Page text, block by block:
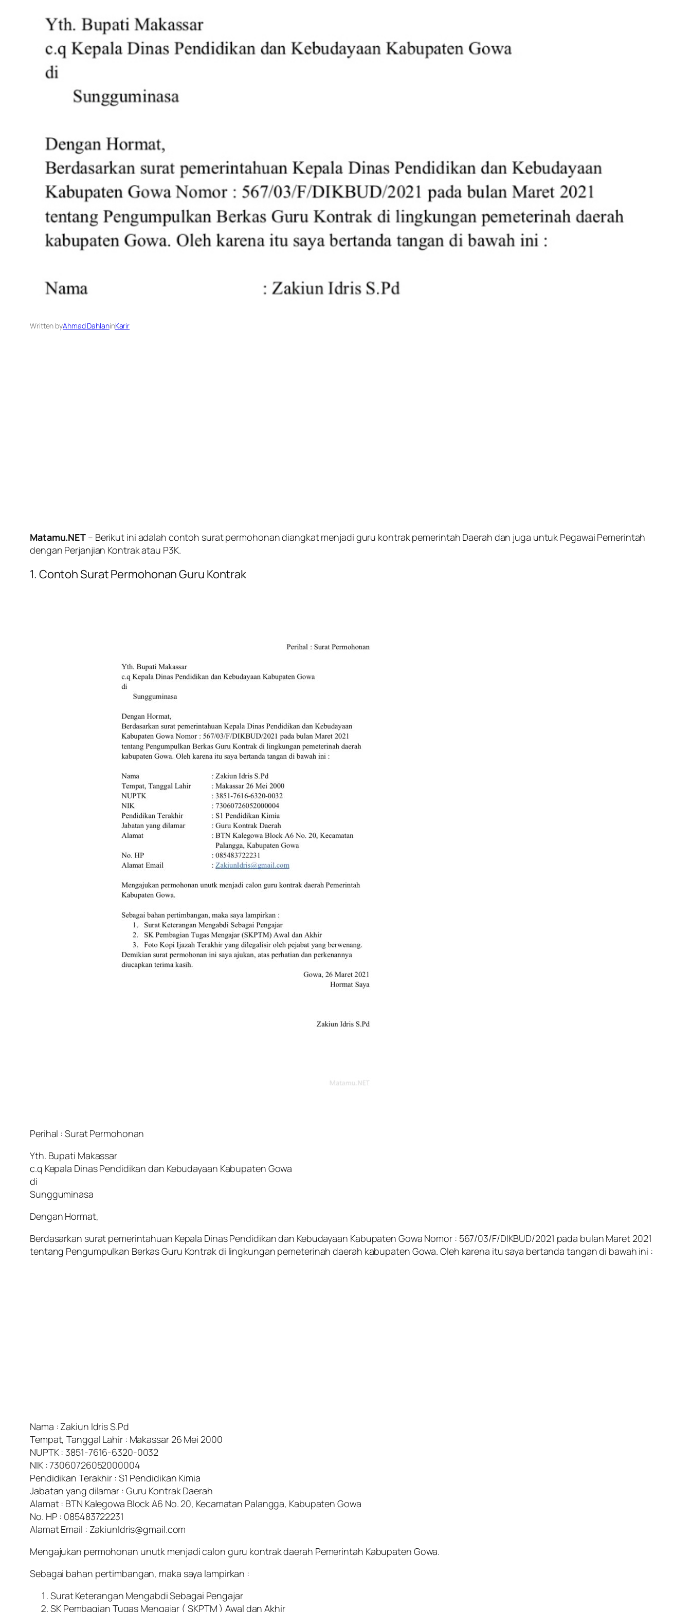
Written byAhmad DahlaninKarir
Matamu.NET – Berikut ini adalah contoh surat permohonan diangkat menjadi guru kontrak pemerintah Daerah dan juga untuk Pegawai Pemerintah
dengan Perjanjian Kontrak atau P3K.
1. Contoh Surat Permohonan Guru Kontrak
Perihal : Surat Permohonan
Yth. Bupati Makassar
c.q Kepala Dinas Pendidikan dan Kebudayaan Kabupaten Gowa
di
Sungguminasa
Dengan Hormat,
Berdasarkan surat pemerintahuan Kepala Dinas Pendidikan dan Kebudayaan Kabupaten Gowa Nomor : 567/03/F/DIKBUD/2021 pada bulan Maret 2021
tentang Pengumpulkan Berkas Guru Kontrak di lingkungan pemeterinah daerah kabupaten Gowa. Oleh karena itu saya bertanda tangan di bawah ini :
Nama : Zakiun Idris S.Pd
Tempat, Tanggal Lahir : Makassar 26 Mei 2000
NUPTK : 3851-7616-6320-0032
NIK : 73060726052000004
Pendidikan Terakhir : S1 Pendidikan Kimia
Jabatan yang dilamar : Guru Kontrak Daerah
Alamat : BTN Kalegowa Block A6 No. 20, Kecamatan Palangga, Kabupaten Gowa
No. HP : 085483722231
Alamat Email : ZakiunIdris@gmail.com
Mengajukan permohonan unutk menjadi calon guru kontrak daerah Pemerintah Kabupaten Gowa.
Sebagai bahan pertimbangan, maka saya lampirkan :
Surat Keterangan Mengabdi Sebagai Pengajar
SK Pembagian Tugas Mengajar ( SKPTM ) Awal dan Akhir